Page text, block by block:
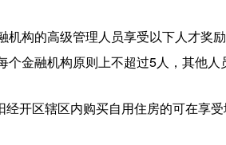
机构的高级管理人员享受以下人才奖
个金融机构原则上不超过5人，其他人
经开区辖区内购买自用住房的可在享